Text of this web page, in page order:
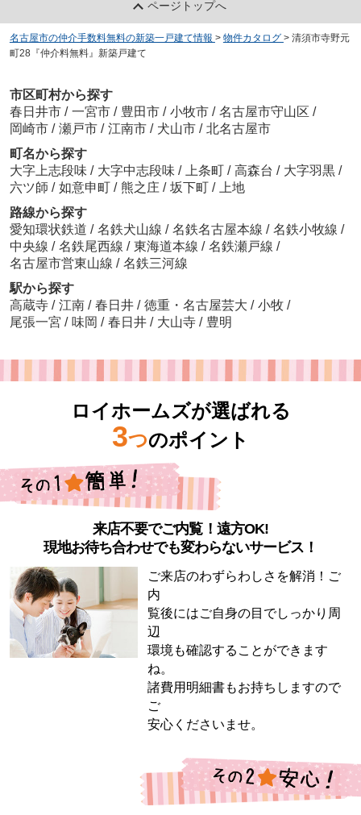
ページトップへ
名古屋市の仲介手数料無料の新築一戸建て情報 > 物件カタログ > 清須市寺野元
町28『仲介料無料』新築戸建て
市区町村から探す
春日井市 / 一宮市 / 豊田市 / 小牧市 / 名古屋市守山区 /
岡崎市 / 瀬戸市 / 江南市 / 犬山市 / 北名古屋市
町名から探す
大字上志段味 / 大字中志段味 / 上条町 / 高森台 / 大字羽黒 /
六ツ師 / 如意申町 / 熊之庄 / 坂下町 /
上地
路線から探す
愛知環状鉄道 / 名鉄犬山線 / 名鉄名古屋本線 / 名鉄小牧線 /
中央線 / 名鉄尾西線 / 東海道本線 / 名鉄瀬戸線 /
名古屋市営東山線 / 名鉄三河線
駅から探す
高蔵寺 / 江南 / 春日井 / 徳重・名古屋芸大 / 小牧 /
尾張一宮 / 味岡 / 春日井 / 大山寺 / 豊明
ロイホームズが選ばれる
3つのポイント
来店不要でご内覧！遠方OK!
現地お待ち合わせでも変わらないサービス！
ご来店のわずらわしさを解消！ご
内
覧後にはご自身の目でしっかり周
辺
環境も確認することができます
ね。
諸費用明細書もお持ちしますので
ご
安心くださいませ。